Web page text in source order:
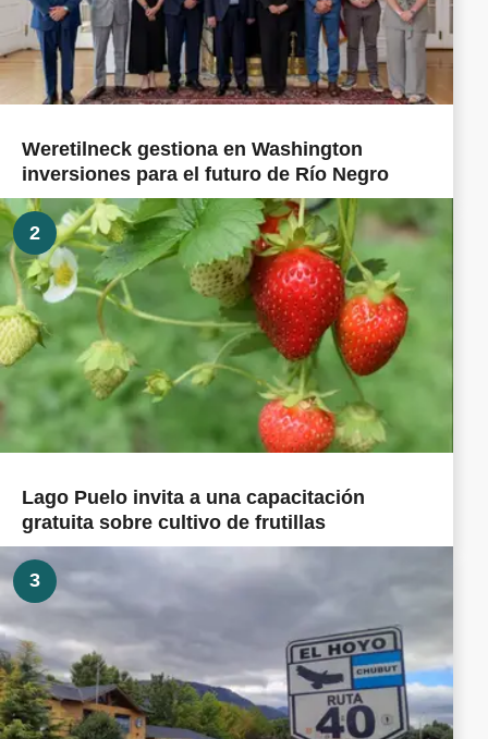
Weretilneck gestiona en Washington
inversiones para el futuro de Río Negro
2
Lago Puelo invita a una capacitación
gratuita sobre cultivo de frutillas
3